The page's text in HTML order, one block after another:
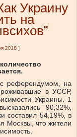
Украину
на
2018 ]
референдумом, на
в УССР,
Украины. 1
90,32%,
составил 54,19%, в
Москвы, что жители